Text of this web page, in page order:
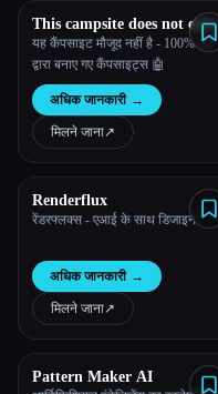
This campsite does not exist
यह कैंपसाइट मौजूद नहीं है - 100% AI
द्वारा बनाए गए कैंपसाइट्स 🤖
अधिक जानकारी →
मिलने जाना↗︎
Renderflux
रेंडरफ्लक्स - एआई के साथ डिजाइन
अधिक जानकारी →
मिलने जाना↗︎
Pattern Maker AI